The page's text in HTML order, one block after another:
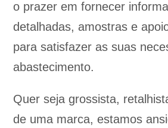
o prazer em fornecer
detalhadas, amostras e
para satisfazer as suas
abastecimento.
Quer seja grossista,
de uma marca, estamos